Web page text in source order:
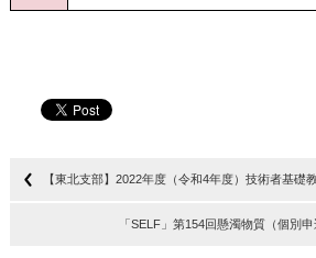
【東北支部】2022年度（令和4年度）技術者基礎
「SELF」第154回懸濁物質（個別